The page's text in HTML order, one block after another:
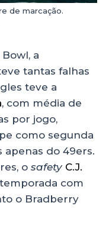
de marcação.
a
tantas falhas
teve a
, com média de
por jogo,
como segunda
apenas do 49ers.
o safety C.J.
com
o Bradberry